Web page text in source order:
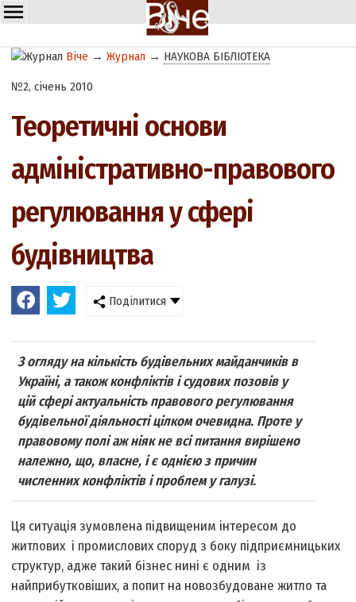
Віче →Журнал → НАУКОВА БІБЛІОТЕКА
№2, січень 2010
Теоретичні основи
адміністративно-правового
регулювання у сфері
будівництва
Поділитися
З огляду на кількість будівельних майданчиків в
Україні, а також конфліктів і судових позовів у
цій сфері актуальність правового регулювання
будівельної діяльності цілком очевидна. Проте у
правовому полі аж ніяк не всі питання вирішено
належно, що, власне, і є однією з причин
численних конфліктів і проблем у галузі.
Ця ситуація зумовлена підвищеним інтересом до
житлових і промислових споруд з боку підприємницьких
структур, адже такий бізнес нині є одним із
найприбутковіших, а попит на новозбудоване житло та